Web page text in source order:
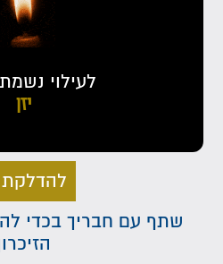
לעילוי
יזן
להדלקת
שתף עם חבריך בכדי